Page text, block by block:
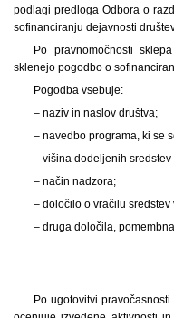
podlagi predloga Odbora o
sofinanciranju dejavnosti
Po pravnomočnosti
sklenejo pogodbo o
Pogodba vsebuje:
– naziv in naslov društva;
– navedbo programa, ki se
– višina dodeljenih
– način nadzora;
– določilo o vračilu
– druga določila,
Po ugotovitvi